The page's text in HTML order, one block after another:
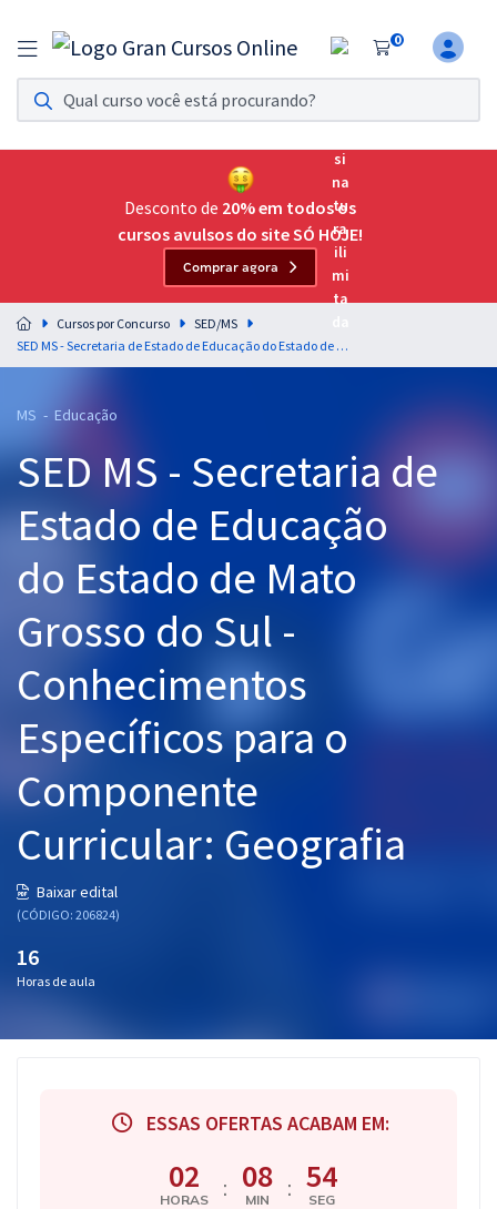
0
Assinatura Ilimitada 11
Acesso a todos os cursos. Teste grátis por 7 dias!
Assinatura OAB Até Passar
Acesso ilimitado a toda preparação para o Exame da
Residências Multiprofissionais
Preparação completa e intensiva para as principais
residências em saúde do Brasil
Cursos 20% OFF
Pós
Graduação
OAB
Mentorias
Questões grátis
Aprovados
Atendimento
Desconto de 20% em todos os
cursos avulsos do site SÓ HOJE!
Comprar agora
Cursos por Concurso
SED/MS
SED MS - Secretaria de Estado de Educação do Estado de Mato Grosso do Sul - Conhecimentos Específicos para o Componente Curricular: Geografia
MS - Educação
SED MS - Secretaria de
Estado de Educação
do Estado de Mato
Grosso do Sul -
Conhecimentos
Específicos para o
Componente
Curricular: Geografia
Baixar edital
(CÓDIGO: 206824)
16
Horas de aula
ESSAS OFERTAS ACABAM EM:
02
HORAS : 08
MIN : 53
SEG